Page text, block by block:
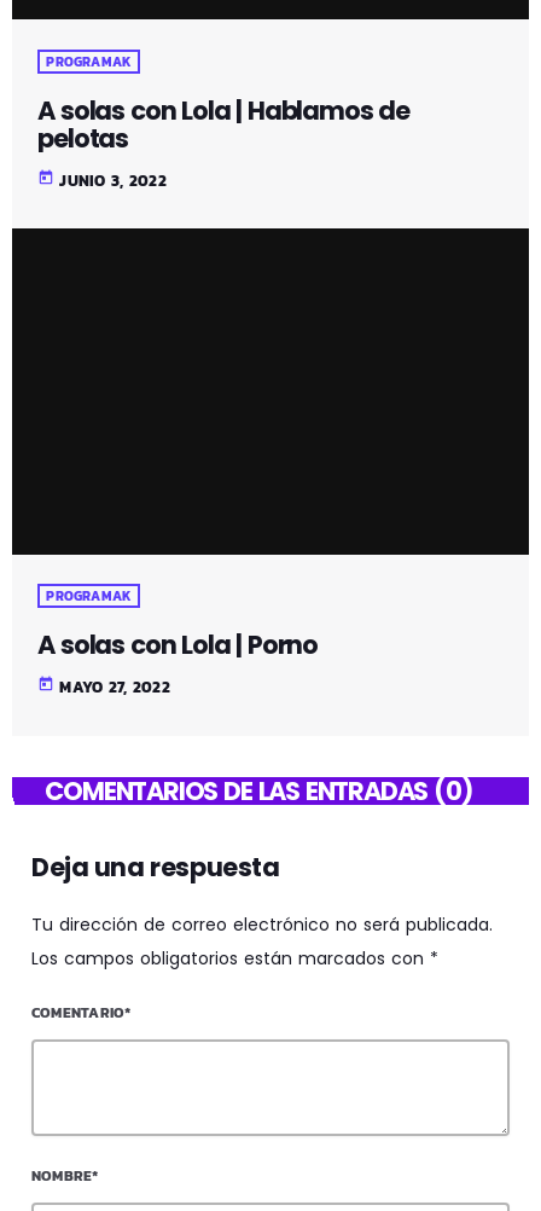
PROGRAMAK
A solas con Lola | Hablamos de
pelotas
today JUNIO 3, 2022
PROGRAMAK
A solas con Lola | Porno
today MAYO 27, 2022
COMENTARIOS DE LAS ENTRADAS (0)
Deja una respuesta
Tu dirección de correo electrónico no será publicada.
Los campos obligatorios están marcados con *
COMENTARIO*
NOMBRE*